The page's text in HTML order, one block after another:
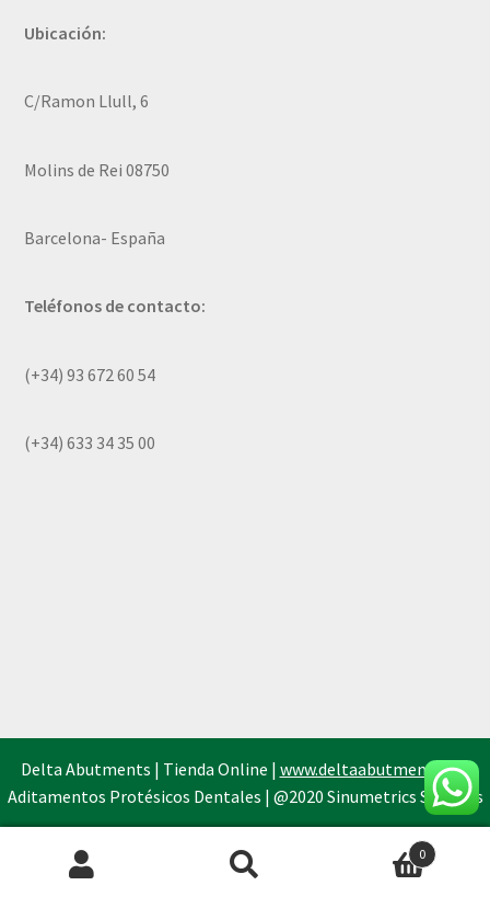
Ubicación:
C/Ramon Llull, 6
Molins de Rei 08750
Barcelona- España
Teléfonos de contacto:
(+34) 93 672 60 54
(+34) 633 34 35 00
Delta Abutments | Tienda Online | www.deltaabutments.es|
Aditamentos Protésicos Dentales | @2020 Sinumetrics Systems
Búsqueda
0